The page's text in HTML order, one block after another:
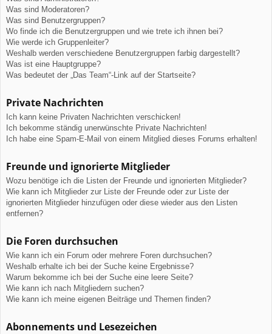
Was sind Moderatoren?
Was sind Benutzergruppen?
Wo finde ich die Benutzergruppen und wie trete ich ihnen bei?
Wie werde ich Gruppenleiter?
Weshalb werden verschiedene Benutzergruppen farbig dargestellt?
Was ist eine Hauptgruppe?
Was bedeutet der „Das Team“-Link auf der Startseite?
Private Nachrichten
Ich kann keine Privaten Nachrichten verschicken!
Ich bekomme ständig unerwünschte Private Nachrichten!
Ich habe eine Spam-E-Mail von einem Mitglied dieses Forums erhalten!
Freunde und ignorierte Mitglieder
Wozu benötige ich die Listen der Freunde und ignorierten Mitglieder?
Wie kann ich Mitglieder zur Liste der Freunde oder zur Liste der
ignorierten Mitglieder hinzufügen oder diese wieder aus den Listen
entfernen?
Die Foren durchsuchen
Wie kann ich ein Forum oder mehrere Foren durchsuchen?
Weshalb erhalte ich bei der Suche keine Ergebnisse?
Warum bekomme ich bei der Suche eine leere Seite?
Wie kann ich nach Mitgliedern suchen?
Wie kann ich meine eigenen Beiträge und Themen finden?
Abonnements und Lesezeichen